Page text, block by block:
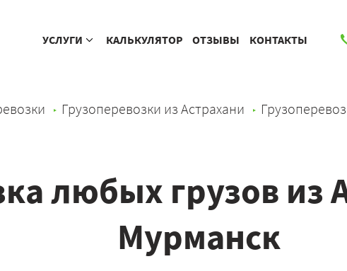
УСЛУГИ КАЛЬКУЛЯТОР ОТЗЫВЫ КОНТАКТЫ
Грузоперевозки из Астрахани
любых грузов из
Мурманск